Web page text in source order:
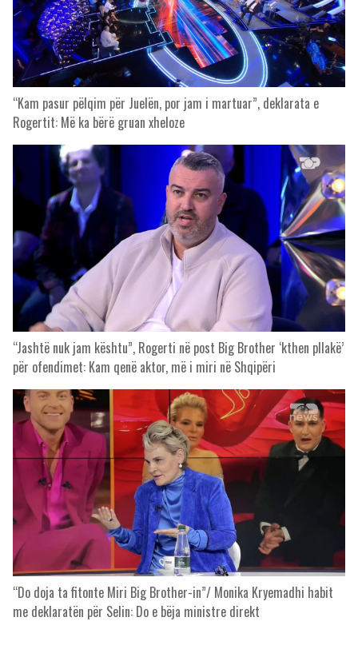
“Kam pasur pëlqim për Juelën, por jam i martuar”, deklarata e
Rogertit: Më ka bërë gruan xheloze
“Jashtë nuk jam kështu”, Rogerti në post Big Brother ‘kthen pllakë’
për ofendimet: Kam qenë aktor, më i miri në Shqipëri
“Do doja ta fitonte Miri Big Brother-in”/ Monika Kryemadhi habit
me deklaratën për Selin: Do e bëja ministre direkt